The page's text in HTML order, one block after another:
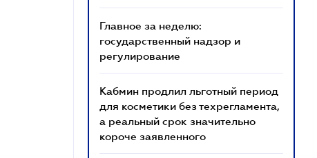
Главное за неделю:
государственный надзор и
регулирование
Кабмин продлил льготный период
для косметики без техрегламента,
а реальный срок значительно
короче заявленного